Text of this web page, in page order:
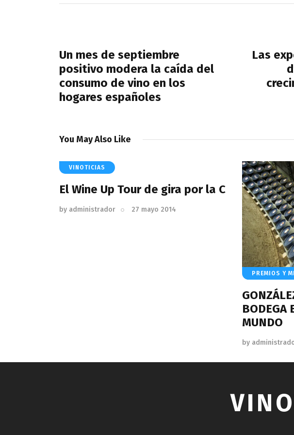
entradas
Un mes de septiembre
positivo modera la caída del
consumo de vino en los
hogares españoles
Las
You May Also Like
VINOTICIAS
El Wine Up Tour de gira por la C
by administrador 27 mayo 2014
PREMIOS Y
BODEGA
MUNDO
by